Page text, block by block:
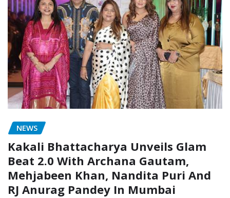
NEWS
Kakali Bhattacharya Unveils Glam
Beat 2.0 With Archana Gautam,
Mehjabeen Khan, Nandita Puri And
RJ Anurag Pandey In Mumbai